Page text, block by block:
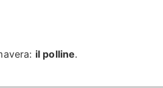
il polline.